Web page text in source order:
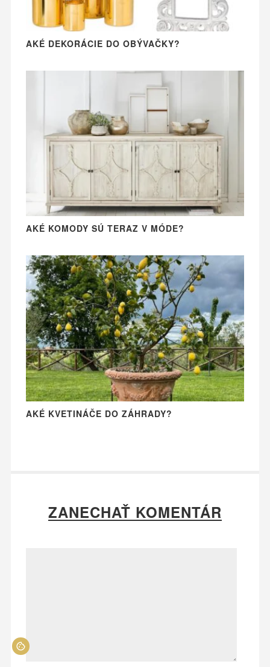
AKÉ DEKORÁCIE DO OBÝVAČKY?
AKÉ KOMODY SÚ TERAZ V MÓDE?
AKÉ KVETINÁČE DO ZÁHRADY?
ZANECHAŤ KOMENTÁR